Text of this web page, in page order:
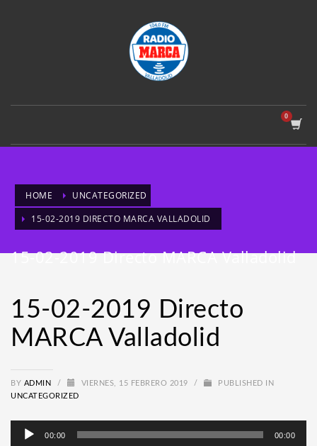
HOME
UNCATEGORIZED
15-02-2019 DIRECTO MARCA VALLADOLID
15-02-2019 Directo MARCA Valladolid
15-02-2019 Directo
MARCA Valladolid
BY ADMIN / VIERNES, 15 FEBRERO 2019 /
PUBLISHED IN
UNCATEGORIZED
Reproductor
00:00 00:00